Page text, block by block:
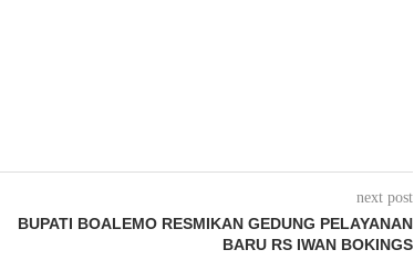
next post
BUPATI BOALEMO RESMIKAN GEDUNG PELAYANAN
BARU RS IWAN BOKINGS